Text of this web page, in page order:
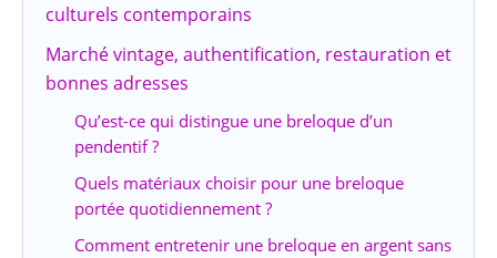
culturels contemporains
Marché vintage, authentification, restauration et
bonnes adresses
Qu’est-ce qui distingue une breloque d’un
pendentif ?
Quels matériaux choisir pour une breloque
portée quotidiennement ?
Comment entretenir une breloque en argent sans